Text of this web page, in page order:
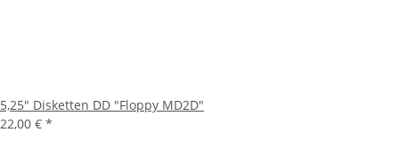
5,25" Disketten DD "Floppy MD2D"
22,00 € *